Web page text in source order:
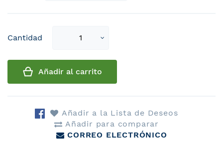
Cantidad
Select
Añadir al carrito
Añadir a la Lista de Deseos
Añadir para comparar
CORREO ELECTRÓNICO